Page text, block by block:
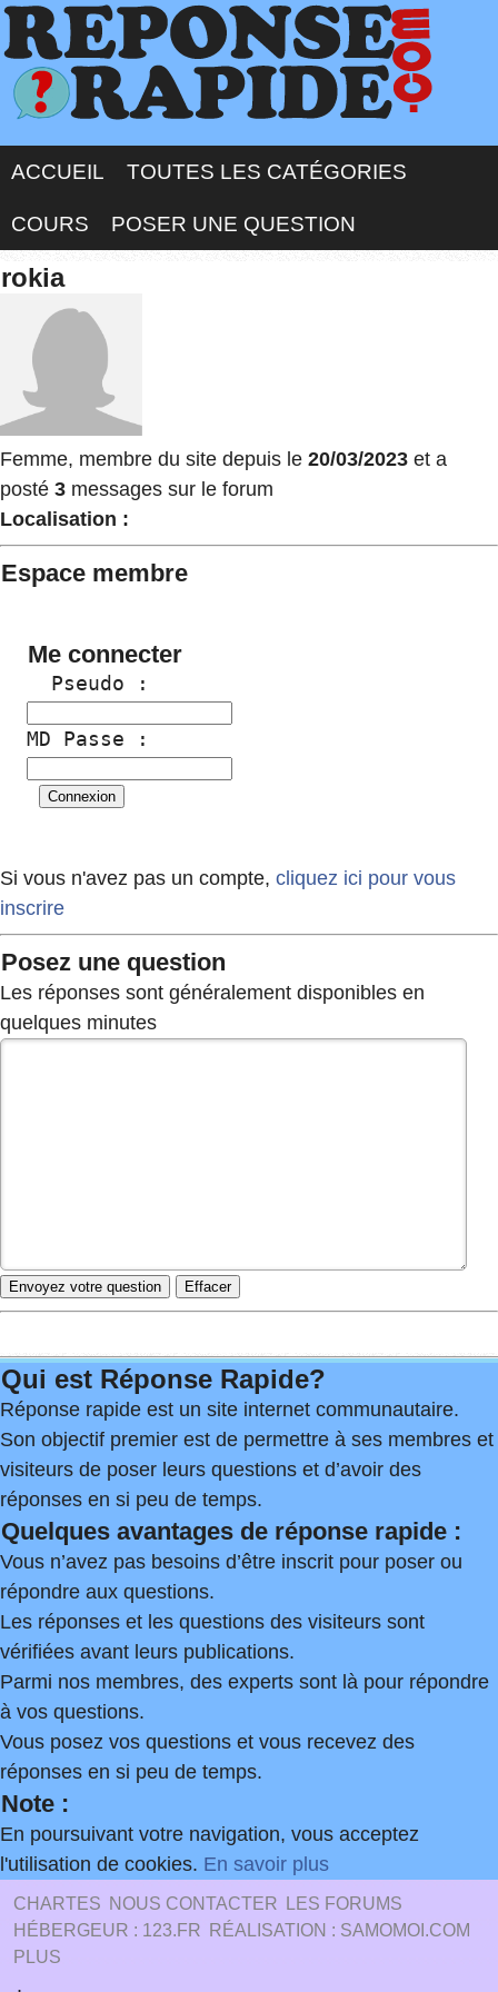
ACCUEIL TOUTES LES CATÉGORIES
COURS POSER UNE QUESTION
rokia
Femme, membre du site depuis le 20/03/2023 et a
posté 3 messages sur le forum
Localisation :
Espace membre
Me connecter
  Pseudo :
MD Passe :
Si vous n'avez pas un compte, cliquez ici pour vous
inscrire
Posez une question
Les réponses sont généralement disponibles en
quelques minutes
Qui est Réponse Rapide?
Réponse rapide est un site internet communautaire.
Son objectif premier est de permettre à ses membres et
visiteurs de poser leurs questions et d’avoir des
réponses en si peu de temps.
Quelques avantages de réponse rapide :
Vous n’avez pas besoins d’être inscrit pour poser ou
répondre aux questions.
Les réponses et les questions des visiteurs sont
vérifiées avant leurs publications.
Parmi nos membres, des experts sont là pour répondre
à vos questions.
Vous posez vos questions et vous recevez des
réponses en si peu de temps.
Note :
En poursuivant votre navigation, vous acceptez
l'utilisation de cookies. En savoir plus
CHARTES NOUS CONTACTER
LES FORUMS
HÉBERGEUR : 123.FR
RÉALISATION : SAMOMOI.COM
PLUS
.